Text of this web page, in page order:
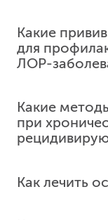
температуры
носоглотку.
более 7-10
Какие
для
ЛОР-
Какие
при
Как лечить